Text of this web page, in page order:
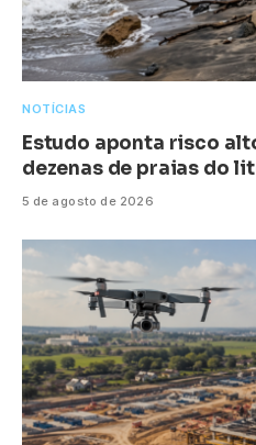
NOTÍCIAS
Estudo aponta risco
dezenas de praias do
5 de agosto de 2026